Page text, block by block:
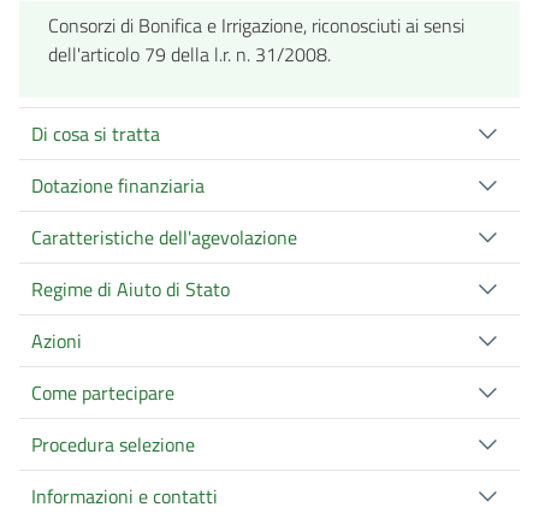
Consorzi di Bonifica e Irrigazione, riconosciuti ai sensi
dell'articolo 79 della l.r. n. 31/2008.
Di cosa si tratta
Dotazione finanziaria
Caratteristiche dell'agevolazione
Regime di Aiuto di Stato
Azioni
Come partecipare
Procedura selezione
Informazioni e contatti